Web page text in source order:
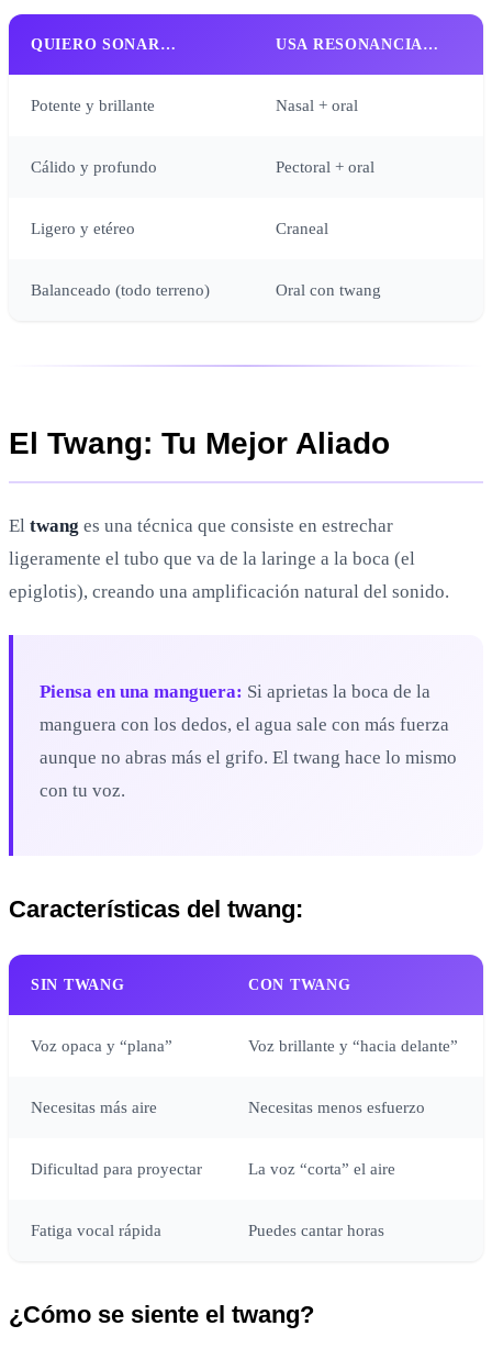
QUIERO SONAR… USA RESONANCIA…
Potente y brillante Nasal + oral
Cálido y profundo Pectoral + oral
Ligero y etéreo Craneal
Balanceado (todo terreno) Oral con twang
El Twang: Tu Mejor Aliado
El twang es una técnica que consiste en estrechar
ligeramente el tubo que va de la laringe a la boca (el
epiglotis), creando una amplificación natural del sonido.
Piensa en una manguera: Si aprietas la boca de la
manguera con los dedos, el agua sale con más fuerza
aunque no abras más el grifo. El twang hace lo mismo
con tu voz.
Características del twang:
SIN TWANG CON TWANG
Voz opaca y “plana” Voz brillante y “hacia delante”
Necesitas más aire Necesitas menos esfuerzo
Dificultad para proyectar La voz “corta” el aire
Fatiga vocal rápida Puedes cantar horas
¿Cómo se siente el twang?